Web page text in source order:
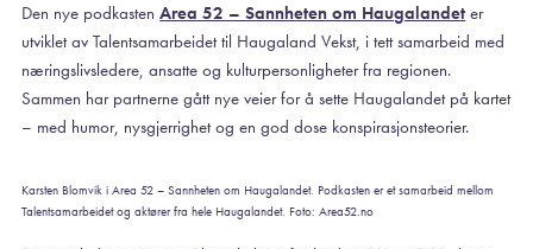
Den nye podkastenArea 52 – Sannheten om Haugalandet er
utviklet av Talentsamarbeidet til Haugaland Vekst, i tett samarbeid med
næringslivsledere, ansatte og kulturpersonligheter fra regionen.
Sammen har partnerne gått nye veier for å sette Haugalandet på kartet
– med humor, nysgjerrighet og en god dose konspirasjonsteorier.
Karsten Blomvik i Area 52 – Sannheten om Haugalandet. Podkasten er et samarbeid mellom
Talentsamarbeidet og aktører fra hele Haugalandet. Foto: Area52.no